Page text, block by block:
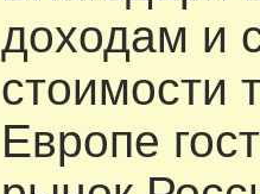
доходам и
стоимости
Европе